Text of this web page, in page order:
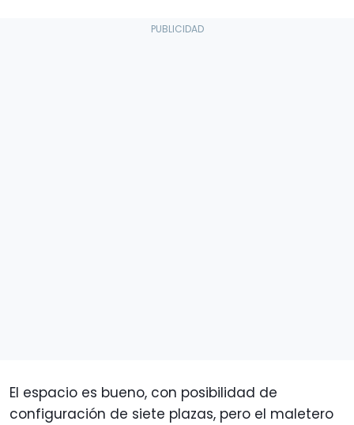
El espacio es bueno, con posibilidad de
configuración de siete plazas, pero el maletero